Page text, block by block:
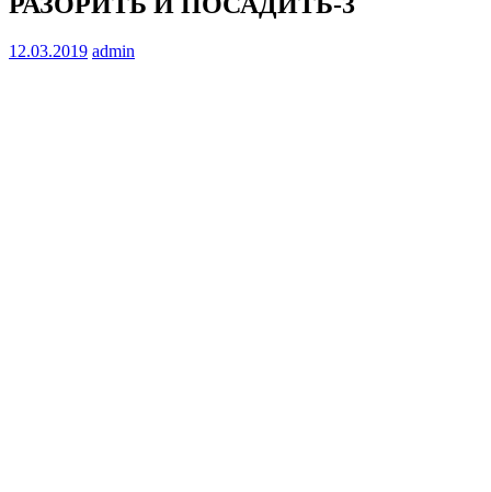
12.03.2019 admin